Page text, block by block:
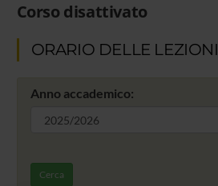
Corso disattivato
ORARIO DELLE LEZIONI
Anno accademico:
Cerca